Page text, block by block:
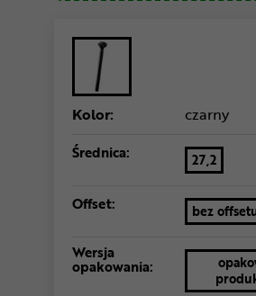
Kolor: czarny
Średnica: 27,2
Offset: bez
Wersja
opakowania: